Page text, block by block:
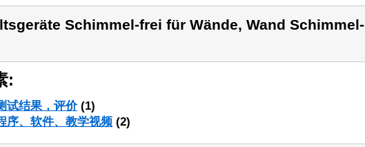
Schimmel-frei für Wände, Wand Schimmel-
:
试结果，评价(1)
序、软件、教学视频 (2)